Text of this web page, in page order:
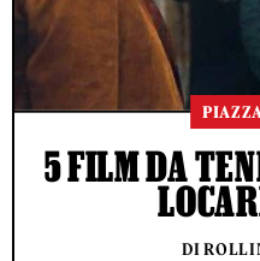
5 FILM DA
DI